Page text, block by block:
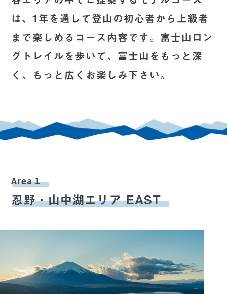
は、1年を通して登山の初心者から上級者
まで楽しめるコース内容です。富士山ロン
グトレイルを歩いて、富士山をもっと深
く、もっと広くお楽しみ下さい。
Area 1
忍野・山中湖エリア EAST